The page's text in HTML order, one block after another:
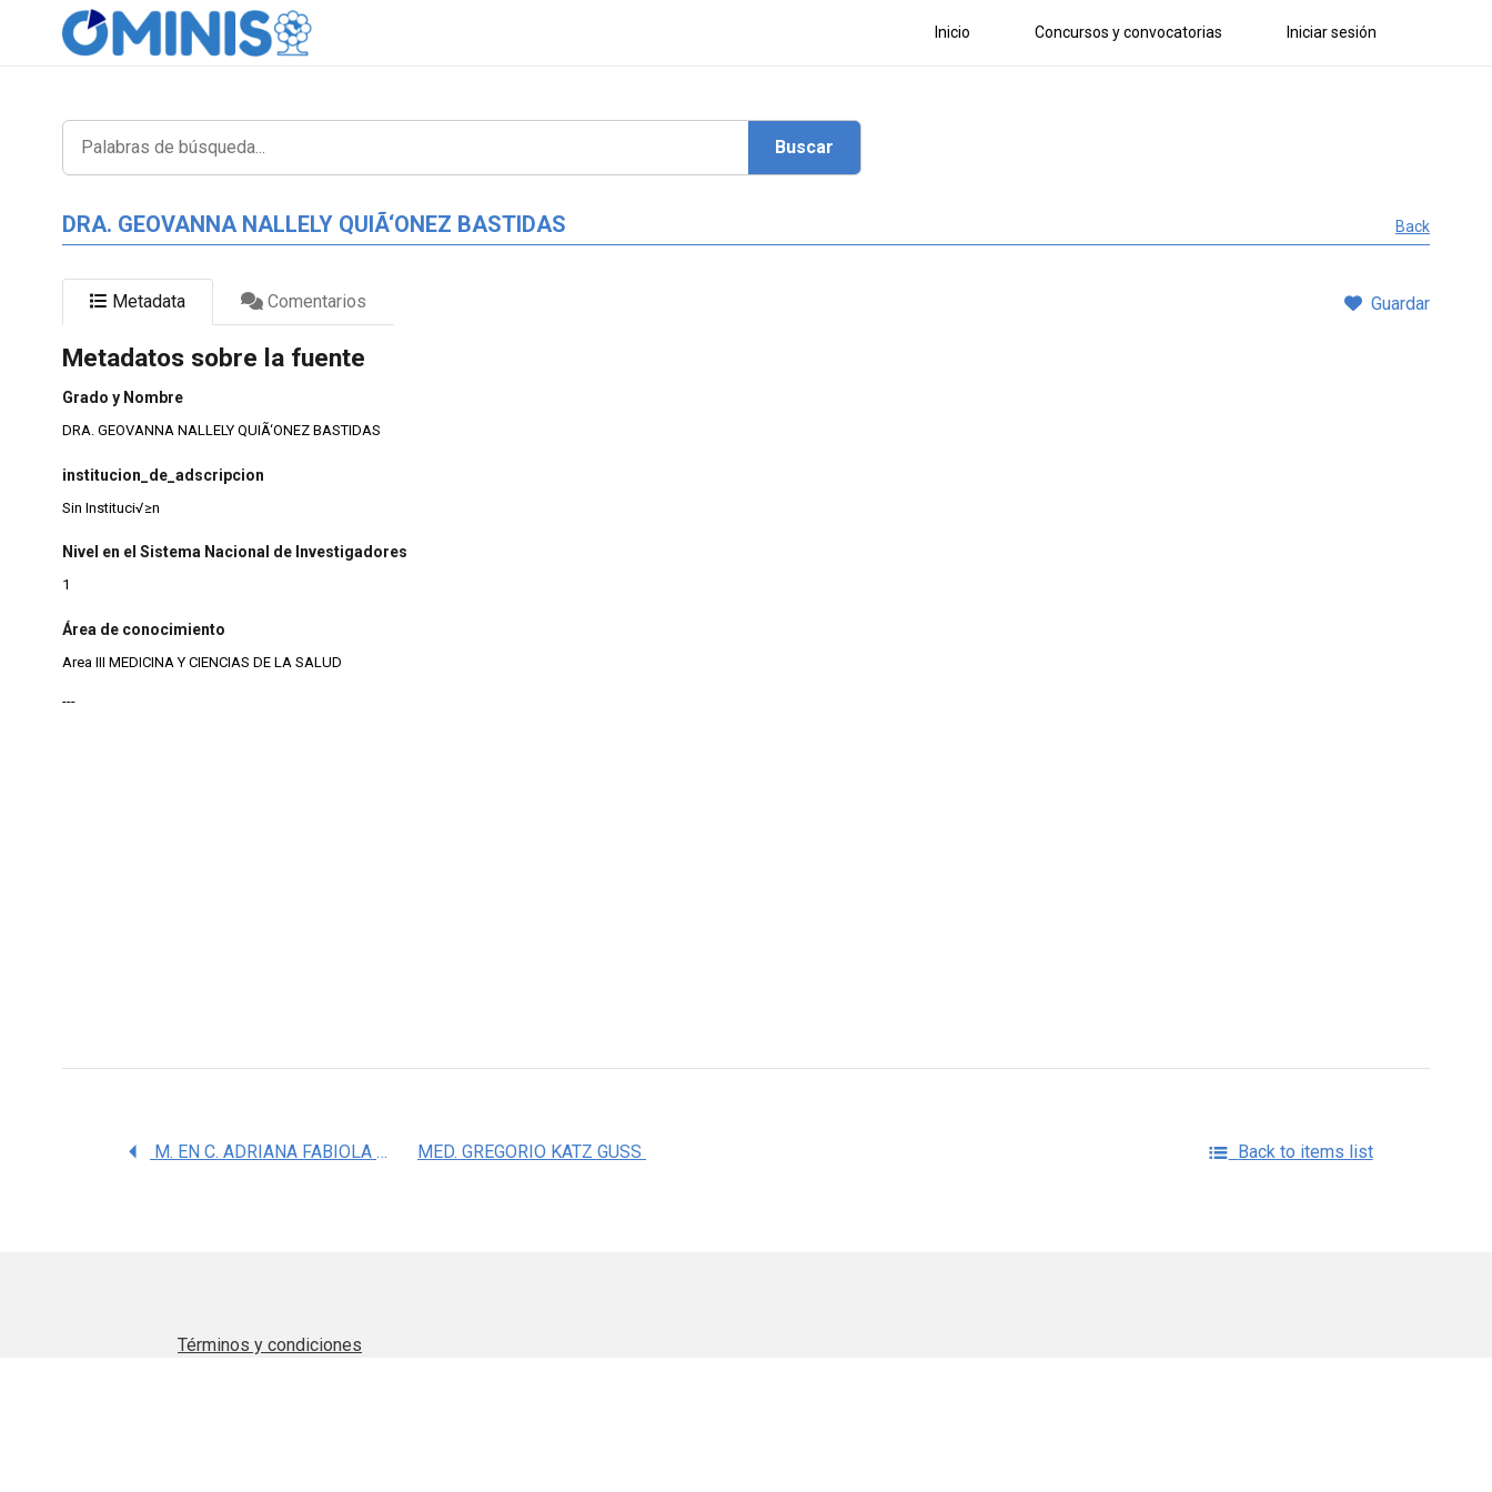
Inicio Concursos y convocatorias Iniciar sesión
DRA. GEOVANNA NALLELY QUIÃ‘ONEZ BASTIDAS Back
Metadata Comentarios Guardar
Metadatos sobre la fuente
Grado y Nombre
DRA. GEOVANNA NALLELY QUIÃ‘ONEZ BASTIDAS
institucion_de_adscripcion
Sin Instituci√≥n
Nivel en el Sistema Nacional de Investigadores
1
Área de conocimiento
Area III MEDICINA Y CIENCIAS DE LA SALUD
---
M. EN C. ADRIANA FABIOLA ROMANO MUNIVE MED. GREGORIO KATZ GUSS Back to items list
Términos y condiciones